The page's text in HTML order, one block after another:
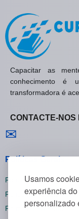
Usamos
experiência
personalizado
Capacitar as
conhecimento é
transformadora é
CONTACTE-NOS
✉
Políticas Gerais
Política de Privacidade
Política de Cookies
Política de